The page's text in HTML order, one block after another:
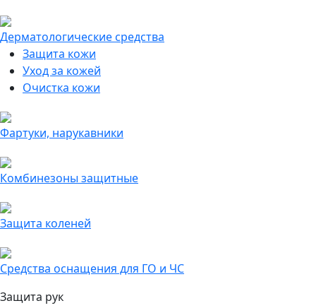
Дерматологические средства
Защита кожи
Уход за кожей
Очистка кожи
Фартуки, нарукавники
Комбинезоны защитные
Защита коленей
Средства оснащения для ГО и ЧС
Защита рук